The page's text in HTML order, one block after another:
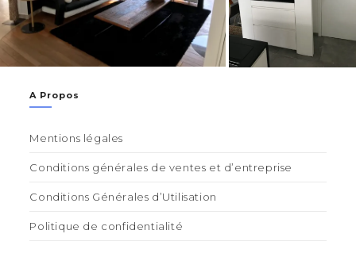
A Propos
Mentions légales
Conditions générales de ventes et d’entreprise
Conditions Générales d’Utilisation
Politique de confidentialité